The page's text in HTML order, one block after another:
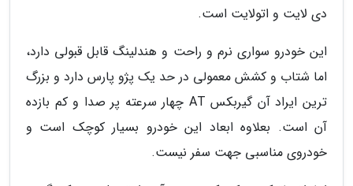
دی لایت و اتولایت است.
این خودرو سواری نرم و راحت و هندلینگ قابل قبولی دارد،
اما شتاب و کشش معمولی در حد یک پژو پارس دارد و بزرگ
ترین ایراد آن گیربکس AT چهار سرعته پر صدا و کم بازده
آن است. بعلاوه ابعاد این خودرو بسیار کوچک است و
خودروی مناسبی جهت سفر نیست.